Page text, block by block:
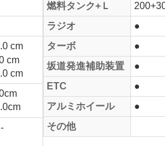
cm
cm
cm
-
燃料タンク+Ｌ
ラジオ
●
ターボ
●
坂道発進補助装置
●
ETC
●
アルミホイール
●
その他